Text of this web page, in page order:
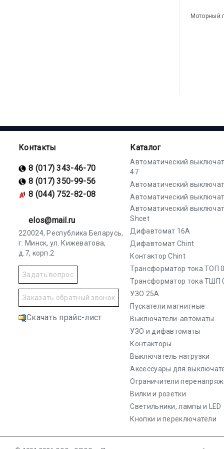
Моторный
Контакты
8 (017) 343-46-70
8 (017) 350-99-56
8 (044) 752-82-08
elos@mail.ru
220024, Республика Беларусь,
г. Минск, ул. Кижеватова,
д.7, корп.2
Задать вопрос
Заказать обратный звонок
Скачать прайс-лист
Каталог
Автоматический
47
Автоматический
Автоматический
Автоматический
Shcet
Дифавтомат 16А
Дифавтомат Chint
Контактор Chint
Трансформатор тока ТОП
Трансформатор тока ТШП
УЗО 25А
Пускатели магнитные
Выключатели-автоматы
УЗО и дифавтоматы
Контакторы
Выключатель нагрузки
Аксессуары для
Ограничители
Вилки и розетки
Светильники, лампы и LED
Кнопки и переключатели